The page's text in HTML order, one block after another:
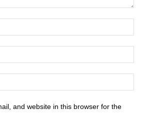
and website in this browser for the